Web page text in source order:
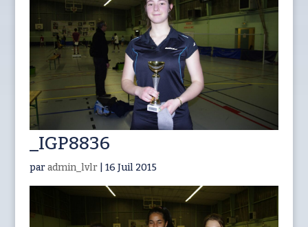
_IGP8836
paradmin_lvlr| 16 Juil 2015